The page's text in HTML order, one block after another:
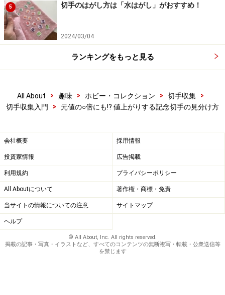
値上がりの著しい切手は単に発行枚数が少ないだけでは
ありません。価格は需給バランスで決まりますから、や
はり図案が美しく、人気の高いものが多くなります。ま
た、アニメ・ヒーロー・ヒロインシリーズの「銀河鉄道
999」（2006年）が当時の販売価格800円のところ、カ
気の高いアニメやキャラクターなども狙い目かもしれま
せん。ほかに発行地域限定のもの、抽選の景品でしか手
う。
人気を集めたアニメ・ヒーロー・ヒロインシリーズ第３集
「銀河鉄道999」（2006年）のリーフレット。
値上がり必至!? 2016年発行の記念特殊切手
の注目株は
2016年の新切手の中で、「まず間違いない」とオススメ
できる切手をご紹介したいと思います。それはズバリ、
5 切手のはがし方は「水はがし」がおすすめ！
2024/03/04
ランキングをもっと見る
All About > 趣味 > ホビー・コレクション > 切手収集
>
切手収集入門
> 元値の○倍にも!? 値上がりする記念切手の見分け方
会社概要 採用情報
投資家情報 広告掲載
利用規約 プライバシーポリシー
All Aboutについて 著作権・商標・免責
当サイトの情報についての注意 サイトマップ
ヘルプ
© All About, Inc. All rights reserved.
掲載の記事・写真・イラストなど、すべてのコンテンツの無断複写・転載・公衆送信等
を禁じます